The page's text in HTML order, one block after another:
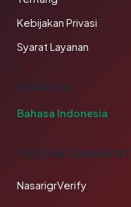
Kebijakan Privasi
Syarat Layanan
BAHASA
Bahasa Indonesia
TAUTAN SAHABAT
NasarigrVerify